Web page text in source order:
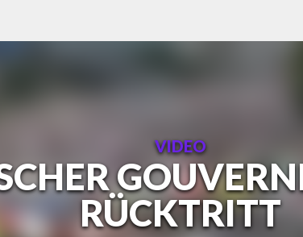
VIDEO
RÜCKTRITT